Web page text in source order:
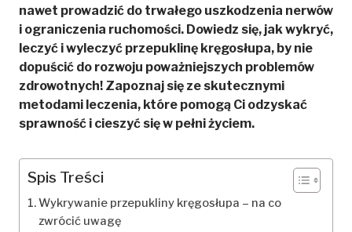
nawet prowadzić do trwałego uszkodzenia nerwów
i ograniczenia ruchomości. Dowiedz się, jak wykryć,
leczyć i wyleczyć przepuklinę kręgosłupa, by nie
dopuścić do rozwoju poważniejszych problemów
zdrowotnych! Zapoznaj się ze skutecznymi
metodami leczenia, które pomogą Ci odzyskać
sprawność i cieszyć się w pełni życiem.
Spis Treści
Wykrywanie przepukliny kręgosłupa – na co
zwrócić uwagę